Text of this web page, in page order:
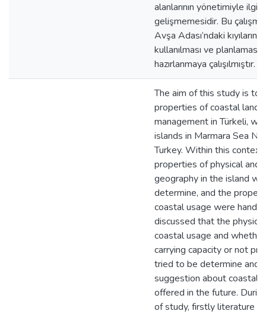
alanlarının yönetimiyle ilgili
gelişmemesidir. Bu
Avşa Adası’ndaki kıyıların
kullanılması ve planlaması
hazırlanmaya çalışılmıştır.
The aim of this study is to
properties of coastal land
management in Türkeli,
islands in Marmara Sea
Turkey. Within this
properties of physical and
geography in the island
determine, and the
coastal usage were
discussed that the
coastal usage and
carrying capacity or not
tried to be determine and
suggestion about coastal
offered in the future.
of study, firstly literature